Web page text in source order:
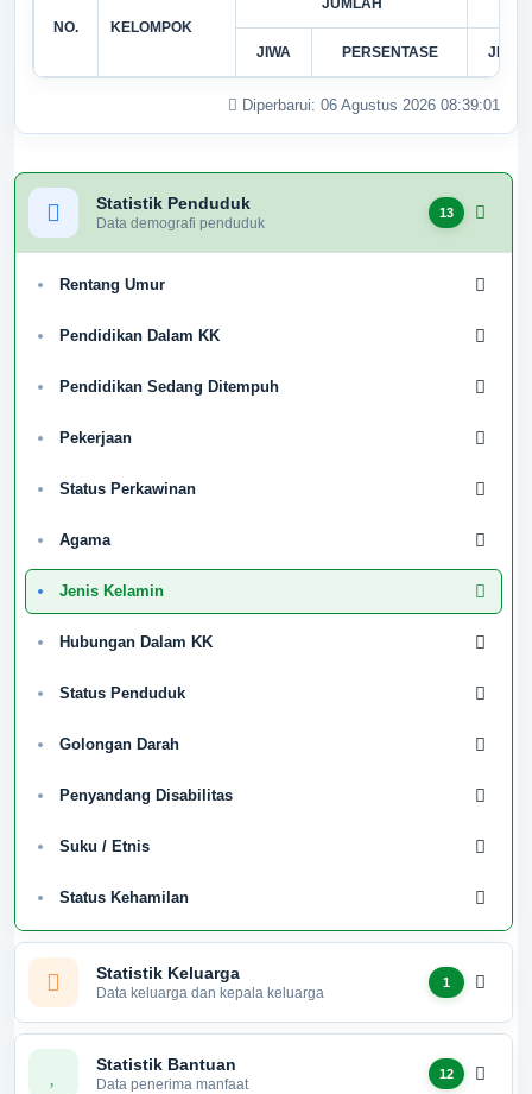
Provinsi Lampung
Statistik Penduduk
Data demografi penduduk
13
Rentang Umur
Pendidikan Dalam KK
Pendidikan Sedang Ditempuh
Pekerjaan
Status Perkawinan
Agama
Jenis Kelamin
Hubungan Dalam KK
Status Penduduk
Golongan Darah
Penyandang Disabilitas
Suku / Etnis
Status Kehamilan
Statistik Keluarga
Data keluarga dan kepala keluarga
1
Statistik Bantuan
Data penerima manfaat
12
NO. KELOMPOK
JUMLAH
JIWA PERSENTASE JIWA
Diperbarui: 06 Agustus 2026 08:39:01